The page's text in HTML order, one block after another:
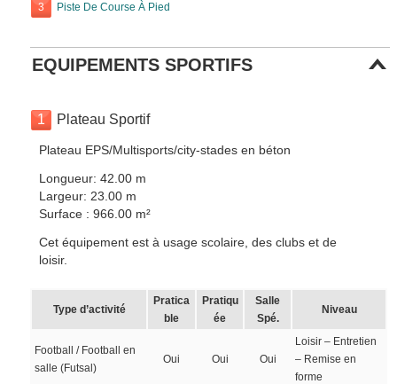
3 Piste De Course À Pied
EQUIPEMENTS SPORTIFS
1 Plateau Sportif
Plateau EPS/Multisports/city-stades en béton
Longueur: 42.00 m
Largeur: 23.00 m
Surface : 966.00 m²
Cet équipement est à usage scolaire, des clubs et de
loisir.
Type d’activité
Pratica
ble
Pratiqu
ée
Salle
Spé.
Niveau
Football / Football en
salle (Futsal)
Oui Oui Oui
Loisir – Entretien
– Remise en
forme